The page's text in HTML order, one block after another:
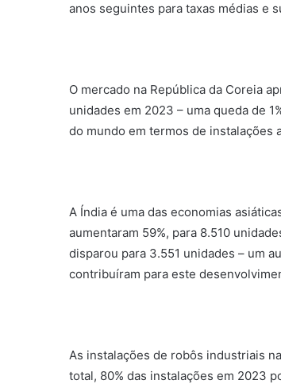
anos seguintes para taxas médias e
O mercado na República da Coreia
unidades em 2023 – uma queda de
do mundo em termos de instalações
A Índia é uma das economias
aumentaram 59%, para 8.510
disparou para 3.551 unidades – um
contribuíram para este
As instalações de robôs industriais
total, 80% das instalações em 2023